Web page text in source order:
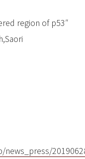
region of p53″
news_press/